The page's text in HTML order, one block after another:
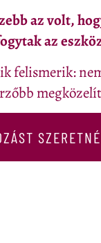
az volt,
az
felismerik: